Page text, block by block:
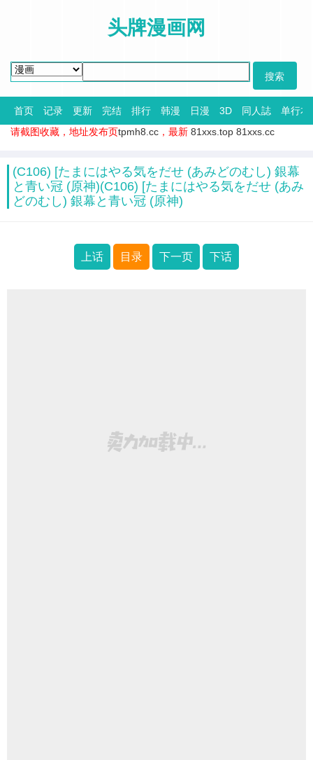
头牌漫画网
首页 记录 更新 完结 排行 韩漫 日漫 3D 同人誌
单行本
请截图收藏，地址发布页tpmh8.cc ，最新 81xxs.top 81xxs.cc
(C106) [たまにはやる気をだせ (あみどのむし) 銀幕
と青い冠 (原神)(C106) [たまにはやる気をだせ (あみ
どのむし) 銀幕と青い冠 (原神)
上话 目录 下一页 下话